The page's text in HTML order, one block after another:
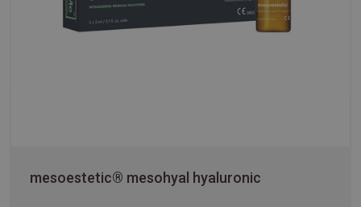
mesoestetic® mesohyal hyaluronic